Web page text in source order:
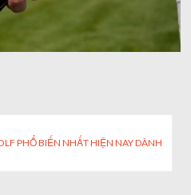
chatbot truyền thống ra sao
PHỔ BIẾN NHẤT HIỆN NAY DÀNH